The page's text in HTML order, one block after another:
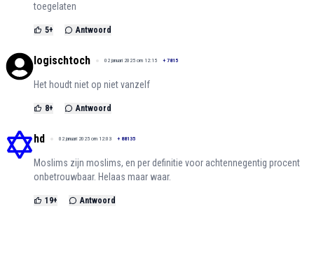
toegelaten
5+ Antwoord
logischtoch 02 januari 2025 om 12:15 + 7815
Het houdt niet op niet vanzelf
8+ Antwoord
hd 02 januari 2025 om 12:03 + 88135
Moslims zijn moslims, en per definitie voor achtennegentig procent
onbetrouwbaar. Helaas maar waar.
19+ Antwoord